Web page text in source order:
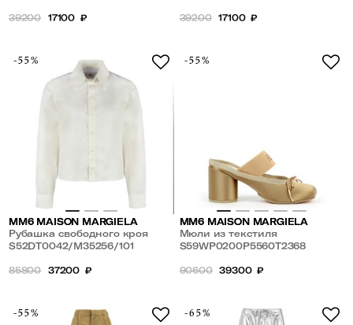
39200 17100 ₽ 39200 17100 ₽
-55%
MM6 MAISON MARGIELA
Рубашка свободного кроя
S52DT0042/M35256/101
85800 37200 ₽
-55%
MM6 MAISON MARGIELA
Мюли из текстиля
S59WP0200P5560T2368
90600 39300 ₽
-55% -65%